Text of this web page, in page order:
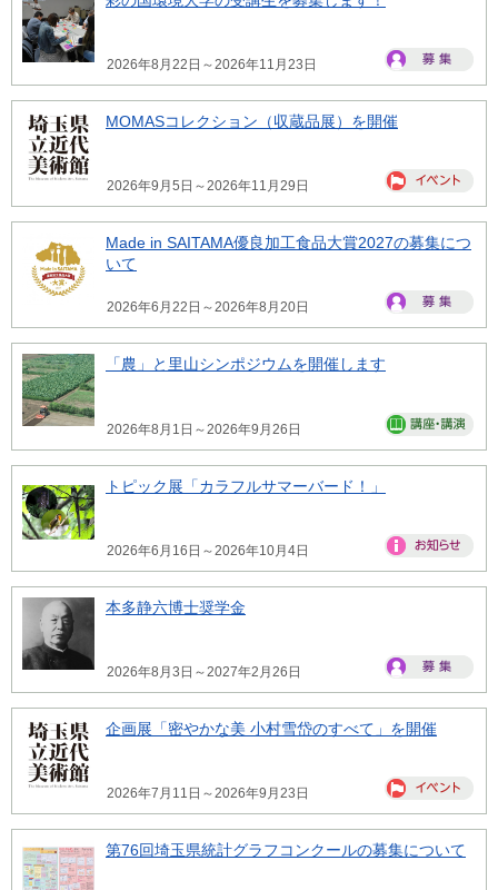
2026年8月22日～2026年11月23日
MOMASコレクション（収蔵品展）を開催
2026年9月5日～2026年11月29日
Made in SAITAMA優良加工食品大賞2027の募集につ
いて
2026年6月22日～2026年8月20日
「農」と里山シンポジウムを開催します
2026年8月1日～2026年9月26日
トピック展「カラフルサマーバード！」
2026年6月16日～2026年10月4日
本多静六博士奨学金
2026年8月3日～2027年2月26日
企画展「密やかな美 小村雪岱のすべて」を開催
2026年7月11日～2026年9月23日
第76回埼玉県統計グラフコンクールの募集について